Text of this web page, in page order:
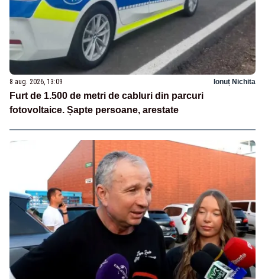
8 aug. 2026, 13:09 Ionuț Nichita
Furt de 1.500 de metri de cabluri din parcuri
fotovoltaice. Șapte persoane, arestate